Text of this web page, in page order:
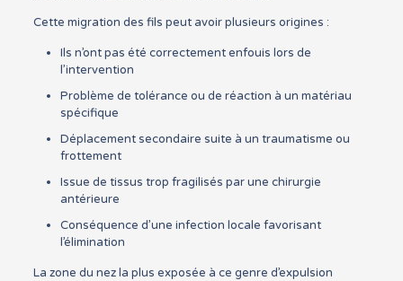
Cette migration des fils peut avoir plusieurs origines :
Ils n’ont pas été correctement enfouis lors de
l’intervention
Problème de tolérance ou de réaction à un matériau
spécifique
Déplacement secondaire suite à un traumatisme ou
frottement
Issue de tissus trop fragilisés par une chirurgie
antérieure
Conséquence d’une infection locale favorisant
l’élimination
La zone du nez la plus exposée à ce genre d’expulsion